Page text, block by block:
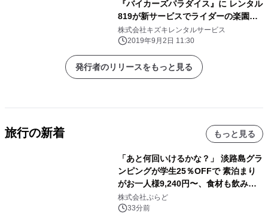
『バイカーズパラダイス』に レンタル
819が新サービスでライダーの楽園を
提供？！
株式会社キズキレンタルサービス
2019年9月2日 11:30
発行者のリリースをもっと見る
旅行の新着 もっと見る
「あと何回いけるかな？」 淡路島グラ
ンピングが学生25％OFFで 素泊まり
がお一人様9,240円〜、食材も飲み物
も持ち込み自由 「グランピングリゾー
ト Awaji」9月30日までの平日限定
株式会社ぷらど
33分前